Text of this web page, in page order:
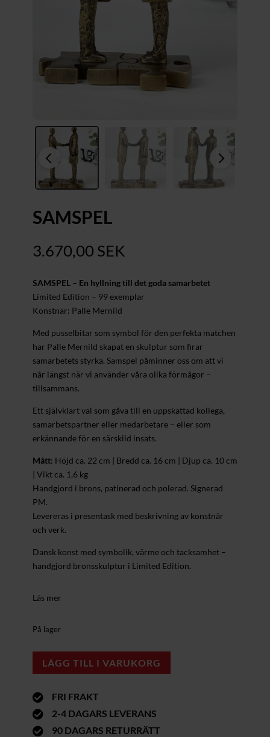
SAMSPEL
3.670,00 SEK
SAMSPEL – En hyllning till det goda samarbetet
Limited Edition – 99 exemplar
Konstnär: Palle Mernild
Med pusselbitar som symbol för den perfekta matchen
har Palle Mernild skapat en skulptur som firar
samarbetets styrka. Samspel påminner oss om att vi
når längst när vi använder våra olika förmågor –
tillsammans.
Ett självklart val som gåva till en uppskattad kollega,
samarbetspartner eller medarbetare – eller som
erkännande för en särskild insats.
Mått: Höjd ca. 22 cm | Bredd ca. 16 cm | Djup ca. 10 cm
| Vikt ca. 1,6 kg
Handgjord i brons, patinerad och polerad. Signerad
PM.
Levereras i presentask med beskrivning av konstnär
och verk.
Dansk konst med symbolik, värme och tacksamhet –
handgjord brons­skulptur i Limited Edition.
Läs mer
På lager
LÄGG TILL I VARUKORG
 FRI FRAKT
 2-4 DAGARS LEVERANS
 90 DAGARS RETURRÄTT